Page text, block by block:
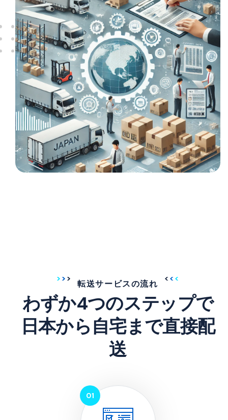
転送サービスの流れ
わずか4つのステップで
日本から自宅まで直接配
送